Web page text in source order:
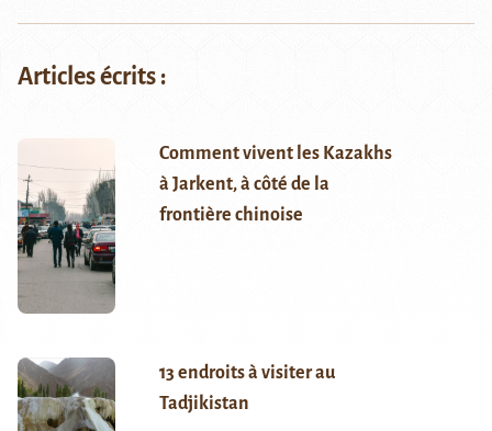
Articles écrits :
Comment vivent les Kazakhs
à Jarkent, à côté de la
frontière chinoise
13 endroits à visiter au
Tadjikistan